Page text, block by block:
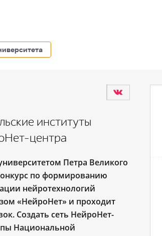
институты
центра
Петра Великого
по формированию
нейротехнологий
«НейроНет» и проходит
Создать сеть НейроНет-
Национальной